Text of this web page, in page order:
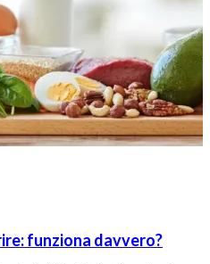
funziona davvero?